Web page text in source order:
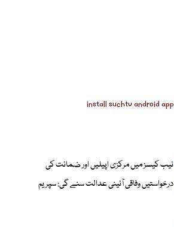
نیب کیسز میں مرکزی اپیلیں اور ضمانت کی
درخواستیں وفاقی آئینی عدالت سنے گی: سپریم